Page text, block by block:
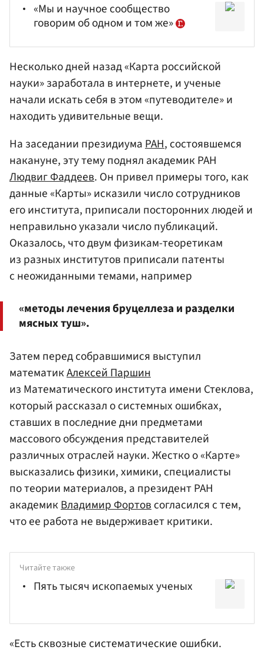
«Мы и научное сообщество
говорим об одном и том же»
Несколько дней назад «Карта российской
науки» заработала в интернете, и ученые
начали искать себя в этом «путеводителе» и
находить удивительные вещи.
На заседании президиумаРАН, состоявшемся
накануне, эту тему поднял академик РАН
Людвиг Фаддеев. Он привел примеры того, как
данные «Карты» исказили число сотрудников
его института, приписали посторонних людей и
неправильно указали число публикаций.
Оказалось, что двум физикам-теоретикам
из разных институтов приписали патенты
с неожиданными темами, например
«методы лечения бруцеллеза и разделки
мясных туш».
Затем перед собравшимися выступил
математикАлексей Паршин
из Математического института имени Стеклова,
который рассказал о системных ошибках,
ставших в последние дни предметами
массового обсуждения представителей
различных отраслей науки. Жестко о «Карте»
высказались физики, химики, специалисты
по теории материалов, а президент РАН
академикВладимир Фортовсогласился с тем,
что ее работа не выдерживает критики.
Читайте также
Пять тысяч ископаемых ученых
«Есть сквозные систематические ошибки.